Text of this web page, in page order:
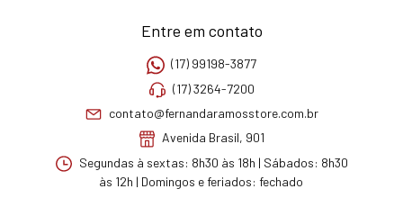
Entre em contato
(17) 99198-3877
(17) 3264-7200
contato@fernandaramosstore.com.br
Avenida Brasil, 901
Segundas à sextas: 8h30 às 18h | Sábados: 8h30
às 12h | Domingos e feriados: fechado